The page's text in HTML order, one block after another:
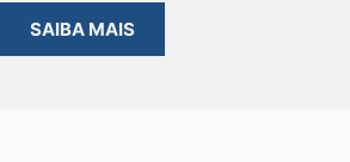
SAIBA MAIS